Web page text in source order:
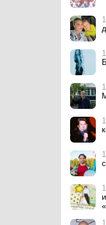
Мадонна и
записали